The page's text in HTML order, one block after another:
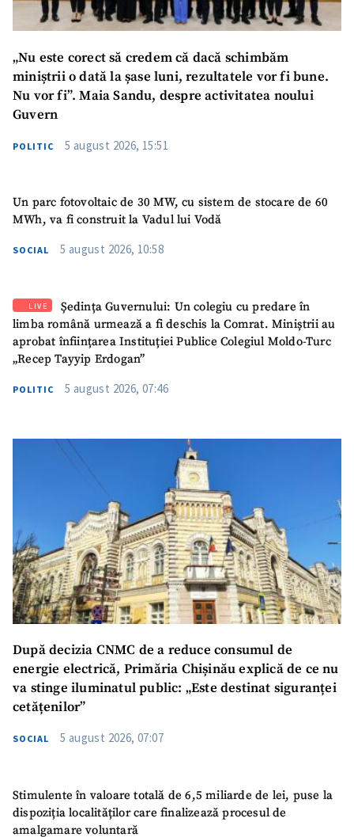
„Nu este corect să credem că dacă schimbăm
miniștrii o dată la șase luni, rezultatele vor fi bune.
Nu vor fi”. Maia Sandu, despre activitatea noului
Guvern
POLITIC 5 august 2026, 15:51
Un parc fotovoltaic de 30 MW, cu sistem de stocare de 60
MWh, va fi construit la Vadul lui Vodă
SOCIAL 5 august 2026, 10:58
LIVE
Ședința Guvernului: Un colegiu cu predare în
limba română urmează a fi deschis la Comrat. Miniștrii au
aprobat înființarea Instituției Publice Colegiul Moldo-Turc
„Recep Tayyip Erdogan”
POLITIC 5 august 2026, 07:46
După decizia CNMC de a reduce consumul de
energie electrică, Primăria Chișinău explică de ce nu
va stinge iluminatul public: „Este destinat siguranței
cetățenilor”
SOCIAL 5 august 2026, 07:07
Stimulente în valoare totală de 6,5 miliarde de lei, puse la
dispoziția localităților care finalizează procesul de
amalgamare voluntară